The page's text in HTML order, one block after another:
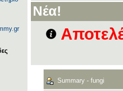
Νέα!
Summary - fungi